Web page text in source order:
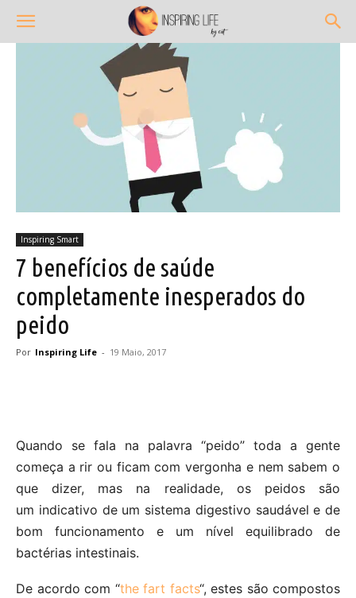
Inspiring Smart
7 benefícios de saúde
completamente inesperados do
peido
Por Inspiring Life - 19 Maio, 2017
Quando se fala na palavra “peido” toda a gente
começa a rir ou ficam com vergonha e nem sabem o
que dizer, mas na realidade, os peidos são
um indicativo de um sistema digestivo saudável e de
bom funcionamento e um nível equilibrado de
bactérias intestinais.
De acordo com “the fart facts“, estes são compostos